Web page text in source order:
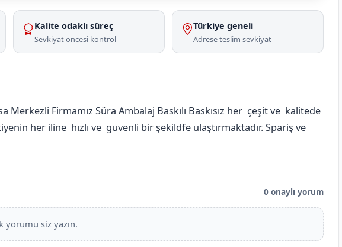
Kalite odaklı süreç
Sevkiyat öncesi kontrol
Türkiye geneli
Adrese teslim sevkiyat
Merkezli Firmamız Süra Ambalaj Baskılı Baskısız her çeşit ve kalitede
her iline hızlı ve güvenli bir şekildfe ulaştırmaktadır. Spariş ve
0 onaylı yorum
yorumu siz yazın.